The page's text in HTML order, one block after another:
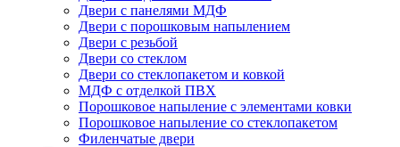
Двери с панелями МДФ
Двери с порошковым напылением
Двери с резьбой
Двери со стеклом
Двери со стеклопакетом и ковкой
МДФ с отделкой ПВХ
Порошковое напыление с элементами ковки
Порошковое напыление со стеклопакетом
Филенчатые двери